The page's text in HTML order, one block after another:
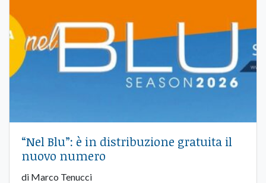
“Nel Blu”: è in distribuzione gratuita il
nuovo numero
di Marco Tenucci